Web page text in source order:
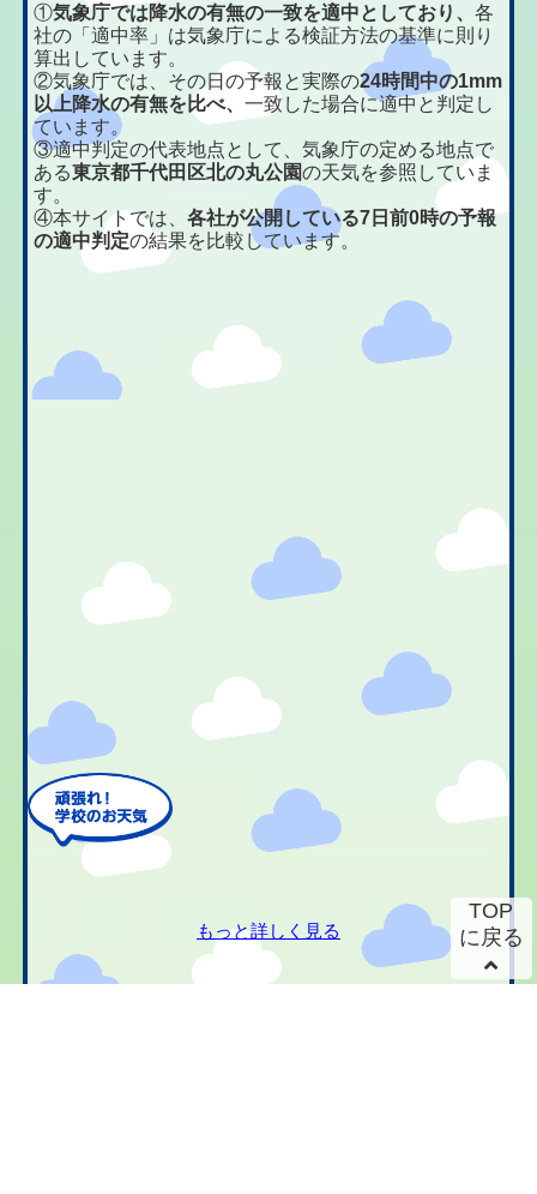
①気象庁では降水の有無の一致を適中としており、各
社の「適中率」は気象庁による検証方法の基準に則り
算出しています。
②気象庁では、その日の予報と実際の24時間中の1mm
以上降水の有無を比べ、一致した場合に適中と判定し
ています。
③適中判定の代表地点として、気象庁の定める地点で
ある東京都千代田区北の丸公園の天気を参照していま
す。
④本サイトでは、各社が公開している7日前0時の予報
の適中判定の結果を比較しています。
もっと詳しく見る
TOP
に戻る